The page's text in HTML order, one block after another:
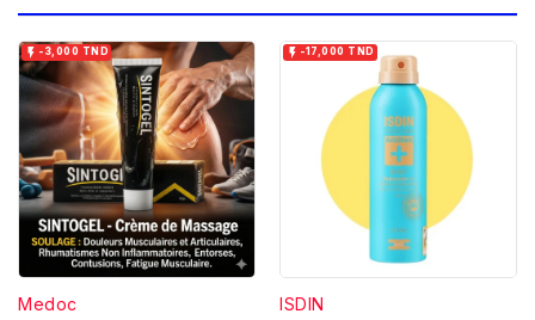
 -3,000 TND
Medoc
 -17,000 TND
ISDIN